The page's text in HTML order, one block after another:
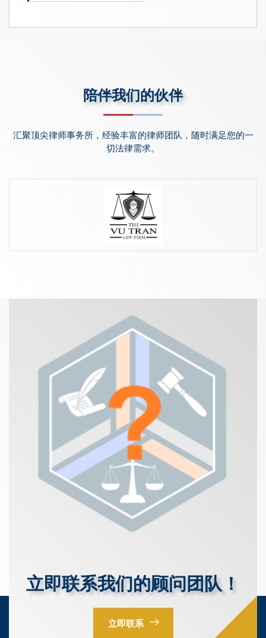
陪伴我们的伙伴
汇聚顶尖律师事务所，经验丰富的律师团队，随时满足您的一
切法律需求。
立即联系我们的顾问团队！
立即联系